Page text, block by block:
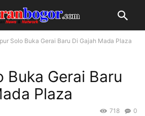
Solo Buka Gerai Baru Di Gajah Mada Plaza
Buka Gerai Baru
Plaza
0
718